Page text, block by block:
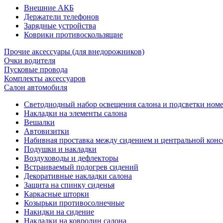
Внешние АКБ
Держатели телефонов
Зарядные устройства
Коврики противоскользящие
Прочие аксессуары (для внедорожников)
Очки водителя
Пусковые провода
Комплекты аксессуаров
Салон автомобиля
Светодиодный набор освещения салона и подсветки
Накладки на элементы салона
Вешалки
Автовизитки
Набивная проставка между сидением и центральной
Подушки и накладки
Воздуховоды и дефлекторы
Встраиваемый подогрев сидений
Декоративные накладки салона
Защита на спинку сиденья
Каркасные шторки
Козырьки противосолнечные
Накидки на сидение
Накладки на ковролин салона